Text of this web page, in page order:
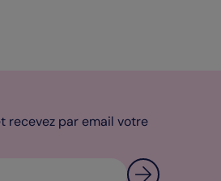
recevez par email votre